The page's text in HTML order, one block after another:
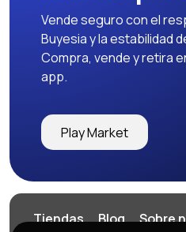
Vende seguro con el
Buyesia y la estabilidad
Compra, vende y retira
app.
Play Market
Tiendas Blog
Sobre